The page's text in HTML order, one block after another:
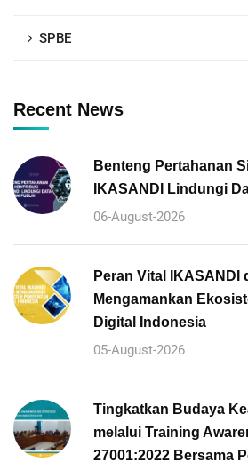
SPBE
Recent News
Benteng Pertahanan
IKASANDI Lindungi
06-August-2026
Peran Vital IKASANDI
Mengamankan
Digital Indonesia
05-August-2026
Tingkatkan Budaya
melalui Training
27001:2022 Bersama